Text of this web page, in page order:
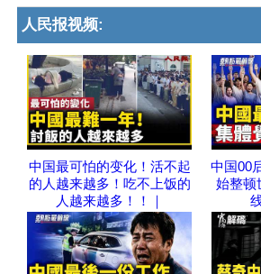
人民报视频:
中国最可怕的变化！活不起
的人越来越多！吃不上饭的
人越来越多！！｜
中国00
始整顿